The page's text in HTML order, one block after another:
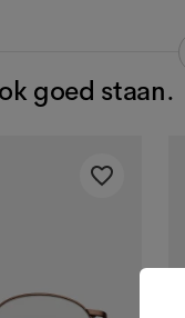
goed staan.